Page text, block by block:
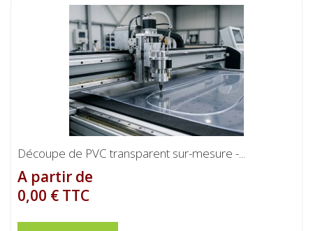
Découpe de PVC transparent sur-mesure -...
A partir de
0,00 € TTC